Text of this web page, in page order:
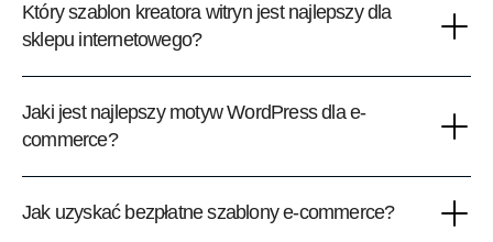
Który szablon kreatora witryn jest najlepszy dla
sklepu internetowego?
Jaki jest najlepszy motyw WordPress dla e-
commerce?
Jak uzyskać bezpłatne szablony e-commerce?